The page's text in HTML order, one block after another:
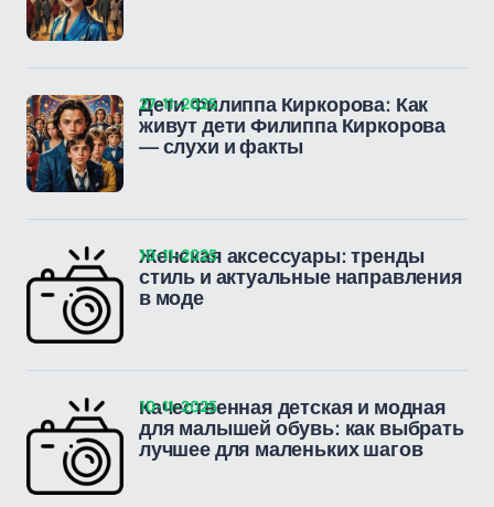
Дети Филиппа Киркорова: Как
живут дети Филиппа Киркорова
— слухи и факты
27-11-2025
Женская аксессуары: тренды
стиль и актуальные направления
в моде
10-11-2025
Качественная детская и модная
для малышей обувь: как выбрать
лучшее для маленьких шагов
10-11-2025